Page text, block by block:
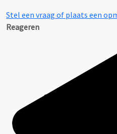
Stel een vraag of plaats een
Reageren